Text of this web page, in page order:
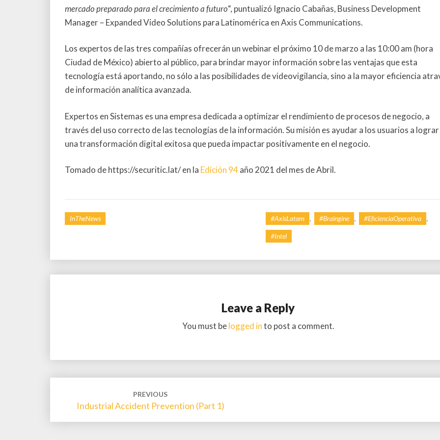
mercado preparado para el crecimiento a futuro“, puntualizó Ignacio Cabañas, Business Development
Manager – Expanded Video Solutions para Latinomérica en Axis Communications.
Los expertos de las tres compañías ofrecerán un webinar el próximo 10 de marzo a las 10:00 am (hora
Ciudad de México) abierto al público, para brindar mayor información sobre las ventajas que esta
tecnología está aportando, no sólo a las posibilidades de videovigilancia, sino a la mayor eficiencia
de información analítica avanzada.
Expertos en Sistemas es una empresa dedicada a optimizar el rendimiento de procesos de negocio, a
través del uso correcto de las tecnologías de la información. Su misión es ayudar a los usuarios a lograr
una transformación digital exitosa que pueda impactar positivamente en el negocio.
Tomado de https://securitic.lat/ en la Edición 94año 2021 del mes de Abril.
InTheNews #AxisLatam , #braingine , #EficienciaOperativa ,
#Intel
Leave a Reply
You must belogged into post a comment.
navigation
PREVIOUS
Industrial Accident Prevention (Part 1)